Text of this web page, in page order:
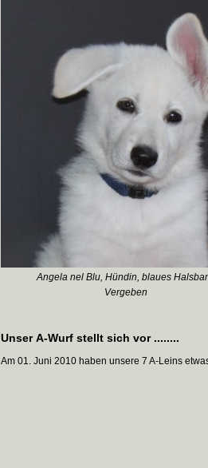
Angela nel Blu, Hündin, blaues
Vergeben
Unser A-Wurf stellt sich vor ........
Am 01. Juni 2010 haben unsere 7 A-Leins